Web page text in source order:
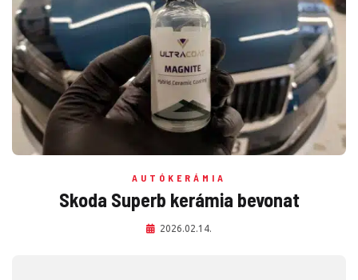
AUTÓKERÁMIA
Skoda Superb kerámia bevonat
2026.02.14.